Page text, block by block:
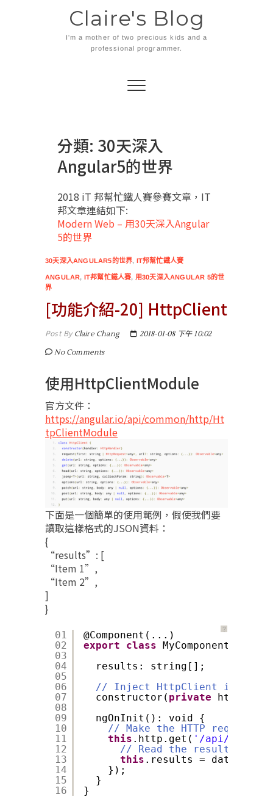
Claire's Blog
I'm a mother of two precious kids and a
professional programmer.
分類: 30天深入
Angular5的世界
2018 iT 邦幫忙鐵人賽參賽文章，IT
邦文章連結如下:
Modern Web – 用30天深入Angular
5的世界
30天深入ANGULAR5的世界, IT邦幫忙鐵人賽
ANGULAR, IT邦幫忙鐵人賽, 用30天深入ANGULAR 5的世
界
[功能介紹-20] HttpClient
Post ByClaire Chang
2018-01-08 下午 10:02
No Comments
使用HttpClientModule
官方文件：
https://angular.io/api/common/http/Ht
tpClientModule
下面是一個簡單的使用範例，假使我們要
讀取這樣格式的JSON資料：
{
“results”: [
“Item 1”,
“Item 2”,
]
}
？
01
02
03
04
05
06
07
08
09
10
11
12
13
14
15
16
@Component(...)
export
class MyComponent
results: string[];
// Inject HttpClient into
constructor( private
http:
ngOnInit(): void {
// Make the HTTP request:
this .http.get( '/api/items'
// Read the result field
this .results = data[
});
}
}